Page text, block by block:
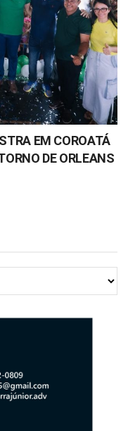
EM COROATÁ
DE ORLEANS